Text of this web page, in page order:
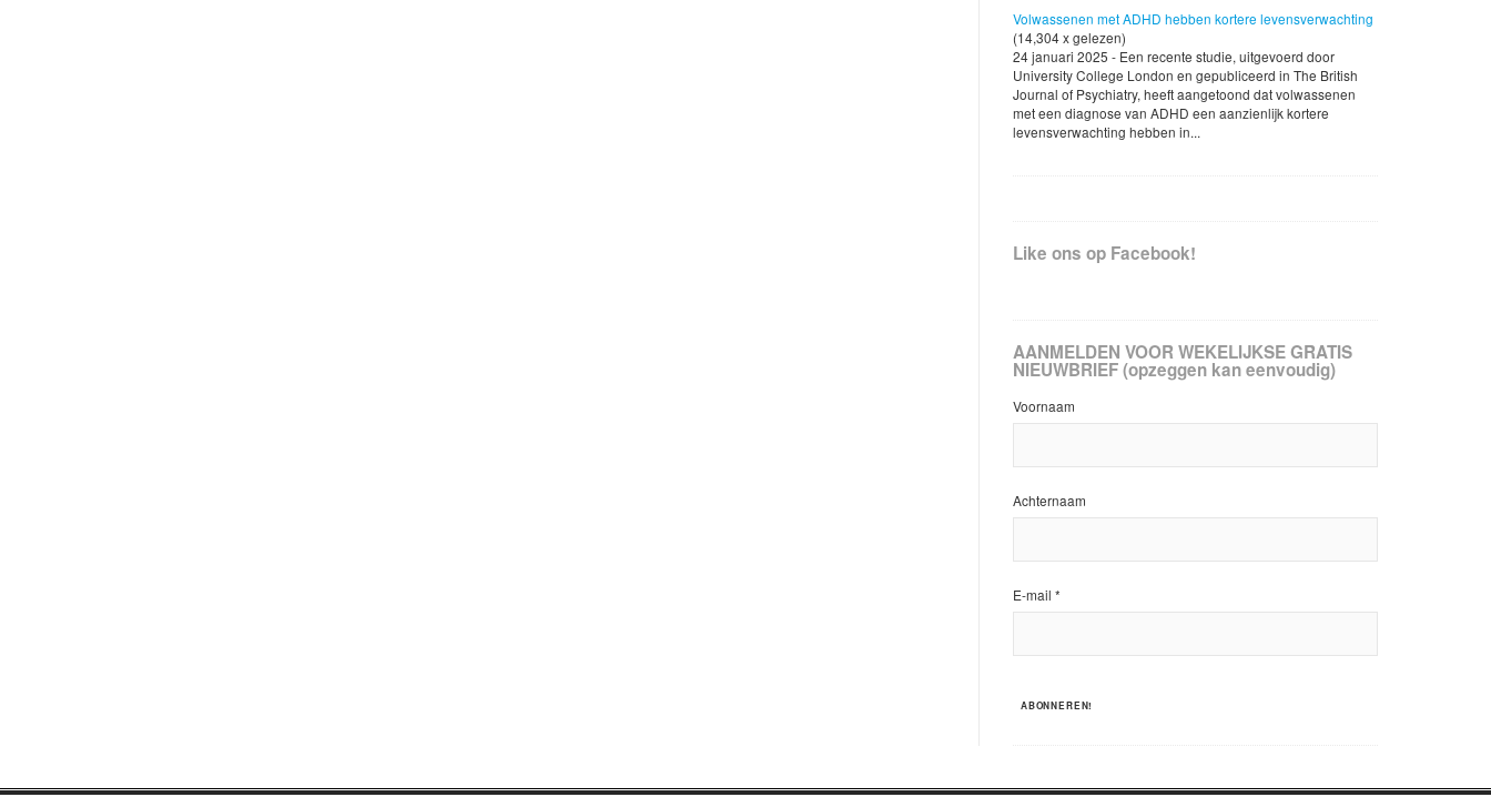
Volwassenen met ADHD hebben kortere levensverwachting
(14,304 x gelezen)
24 januari 2025 - Een recente studie, uitgevoerd door
University College London en gepubliceerd in The British
Journal of Psychiatry, heeft aangetoond dat volwassenen
met een diagnose van ADHD een aanzienlijk kortere
levensverwachting hebben in...
Like ons op Facebook!
AANMELDEN VOOR WEKELIJKSE GRATIS
NIEUWBRIEF (opzeggen kan eenvoudig)
Voornaam
Achternaam
E-mail *